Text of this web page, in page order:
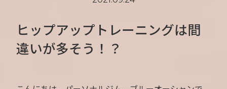
ヒップアップトレーニングは間
違いが多そう！？